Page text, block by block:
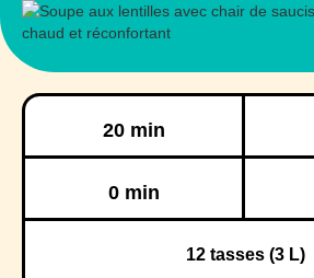
20 min
0 min
12tasses (3 L)